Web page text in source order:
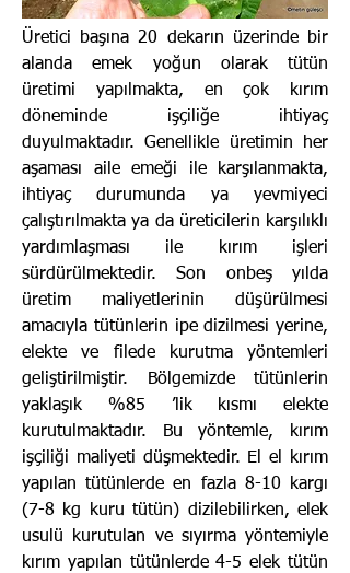
Üretici başına 20 dekarın üzerinde bir
alanda emek yoğun olarak tütün
üretimi yapılmakta, en çok kırım
döneminde işçiliğe ihtiyaç
duyulmaktadır. Genellikle üretimin her
aşaması aile emeği ile karşılanmakta,
ihtiyaç durumunda ya yevmiyeci
çalıştırılmakta ya da üreticilerin karşılıklı
yardımlaşması ile kırım işleri
sürdürülmektedir. Son onbeş yılda
üretim maliyetlerinin düşürülmesi
amacıyla tütünlerin ipe dizilmesi yerine,
elekte ve filede kurutma yöntemleri
geliştirilmiştir. Bölgemizde tütünlerin
yaklaşık %85 ’lik kısmı elekte
kurutulmaktadır. Bu yöntemle, kırım
işçiliği maliyeti düşmektedir. El el kırım
yapılan tütünlerde en fazla 8-10 kargı
(7-8 kg kuru tütün) dizilebilirken, elek
usulü kurutulan ve sıyırma yöntemiyle
kırım yapılan tütünlerde 4-5 elek tütün